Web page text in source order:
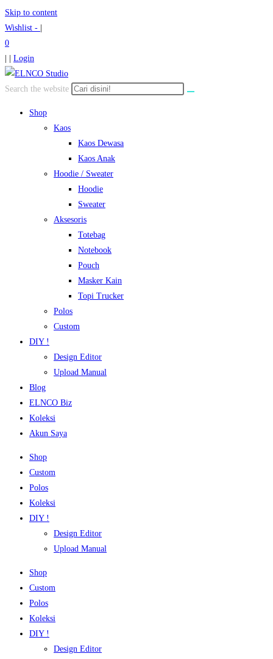
Skip to content
Wishlist -
0
Login
Search the website
Shop
Kaos
Kaos Dewasa
Kaos Anak
Hoodie / Sweater
Hoodie
Sweater
Aksesoris
Totebag
Notebook
Pouch
Masker Kain
Topi Trucker
Polos
Custom
DIY !
Design Editor
Upload Manual
Blog
ELNCO Biz
Koleksi
Akun Saya
Shop
Custom
Polos
Koleksi
DIY !
Design Editor
Upload Manual
Shop
Custom
Polos
Koleksi
DIY !
Design Editor